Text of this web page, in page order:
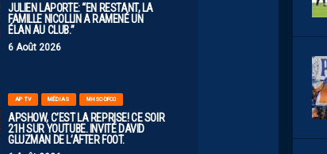
JULIEN LAPORTE: “EN RESTANT, LA
FAMILLE NICOLLIN A RAMENÉ UN
ÉLAN AU CLUB.”
6 Août 2026
AP TV MÉDIAS MHSC-DFCO
APSHOW, C’EST LA REPRISE! CE SOIR
21H SUR YOUTUBE. INVITÉ DAVID
GLUZMAN DE L’AFTER FOOT.
ROUQUET ET
DANS LA
BUT DE LA